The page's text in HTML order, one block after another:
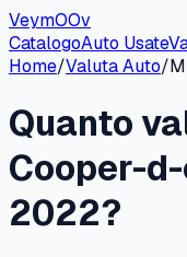
VeymOOv
CatalogoAuto Usate
Home/Valuta Auto/
Quanto
Cooper-
2022?